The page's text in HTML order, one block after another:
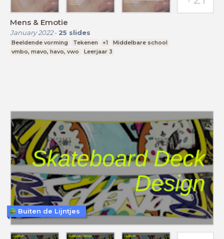
Mens & Emotie
January 2022- 25 slides
Beeldende vorming Tekenen +1
Middelbare school
vmbo, mavo, havo, vwo
Leerjaar 3
Buiten de Lijntjes